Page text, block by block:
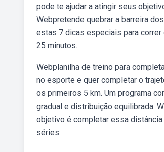
pode te ajudar a atingir seus
Webpretende quebrar a barreira
estas 7 dicas especiais para correr
25 minutos.
Webplanilha de treino para
no esporte e quer completar o
os primeiros 5 km. Um programa
gradual e distribuição equilibrada.
objetivo é completar essa distância
séries: